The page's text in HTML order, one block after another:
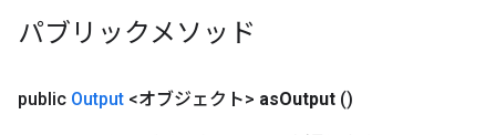
パブリックメソッド
public Output <オブジェクト> asOutput ()